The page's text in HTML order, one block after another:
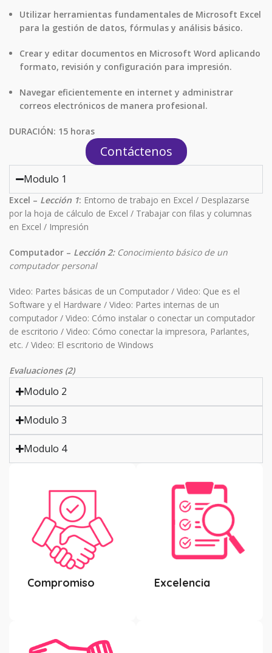
Utilizar herramientas fundamentales de Microsoft Excel
para la gestión de datos, fórmulas y análisis básico.
Crear y editar documentos en Microsoft Word aplicando
formato, revisión y configuración para impresión.
Navegar eficientemente en internet y administrar
correos electrónicos de manera profesional.
DURACIÓN: 15 horas
Contáctenos
Modulo 1
Excel – Lección 1: Entorno de trabajo en Excel / Desplazarse
por la hoja de cálculo de Excel / Trabajar con filas y columnas
en Excel / Impresión
Computador – Lección 2:Conocimiento básico de un
computador personal
Video: Partes básicas de un Computador /Video: Que es el
Software y el Hardware /Video: Partes internas de un
computador /Video: Cómo instalar o conectar un computador
de escritorio /Video: Cómo conectar la impresora, Parlantes,
etc. /Video: El escritorio de Windows
Evaluaciones (2)
Modulo 2
Modulo 3
Modulo 4
Compromiso Excelencia